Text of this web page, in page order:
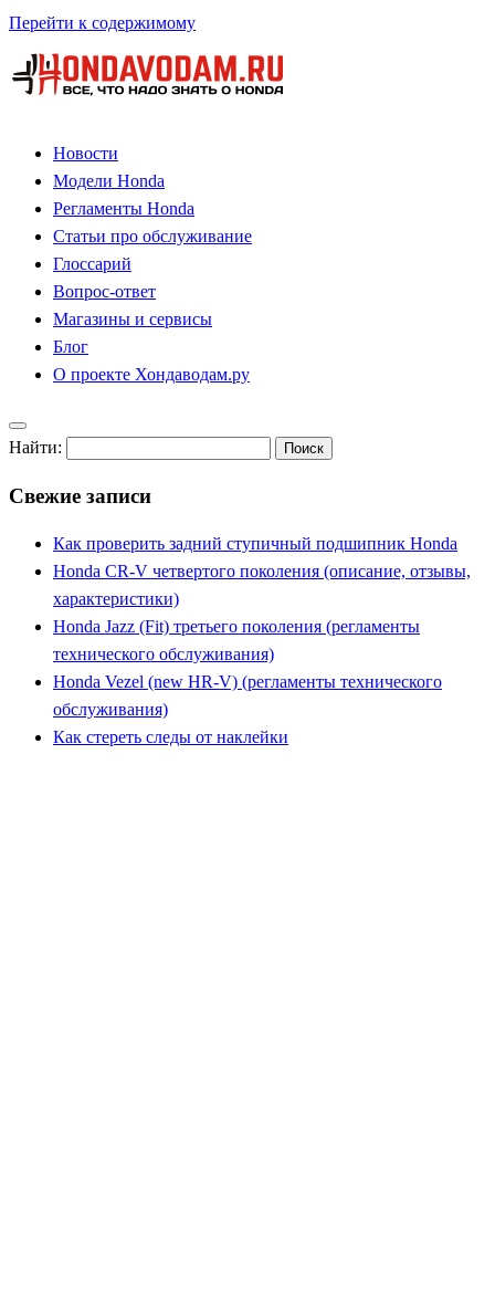
Перейти к содержимому
Новости
Модели Honda
Регламенты Honda
Статьи про обслуживание
Глоссарий
Вопрос-ответ
Магазины и сервисы
Блог
О проекте Хондаводам.ру
Найти:
Свежие записи
Как проверить задний ступичный подшипник Honda
Honda CR-V четвертого поколения (описание, отзывы,
характеристики)
Honda Jazz (Fit) третьего поколения (регламенты
технического обслуживания)
Honda Vezel (new HR-V) (регламенты технического
обслуживания)
Как стереть следы от наклейки